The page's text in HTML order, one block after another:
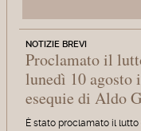
NOTIZIE BREVI
Proclamato il
lunedì 10 agosto
esequie di Aldo
È stato proclamato il